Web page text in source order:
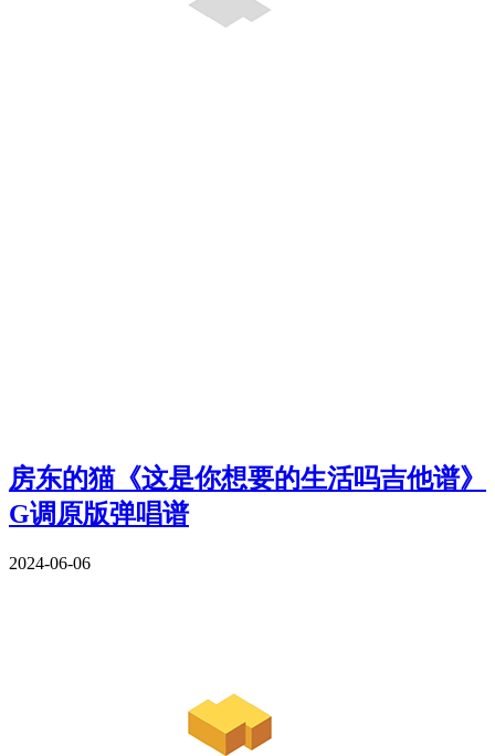
房东的猫《这是你想要的生活吗吉他谱》
G调原版弹唱谱
2024-06-06